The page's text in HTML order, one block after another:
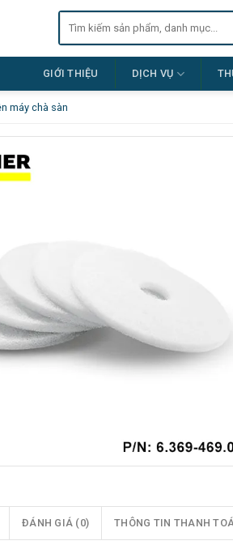
Tìm
GIỚI THIỆU DỊCH VỤ
máy chà sàn
ĐÁNH GIÁ (0) THÔNG TIN THANH